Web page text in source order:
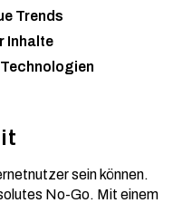
Trends
Inhalte
sein können.
No-Go. Mit einem